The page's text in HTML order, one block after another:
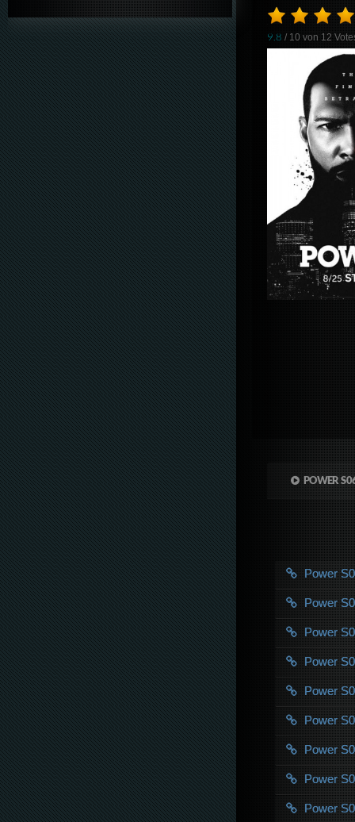
9.8 / 10 von 12
POWER
Power
Power
Power
Power
Power
Power
Power
Power
Power